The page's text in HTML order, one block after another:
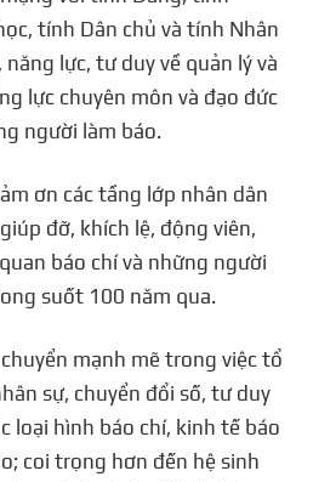
tính Dân chủ và tính Nhân
lực, tư duy về quản lý và
lực chuyên môn và đạo đức
người làm báo.
ơn các tầng lớp nhân dân
đỡ, khích lệ, động viên,
báo chí và những người
suốt 100 năm qua.
mạnh mẽ trong việc tổ
sự, chuyển đổi số, tư duy
loại hình báo chí, kinh tế báo
coi trọng hơn đến hệ sinh